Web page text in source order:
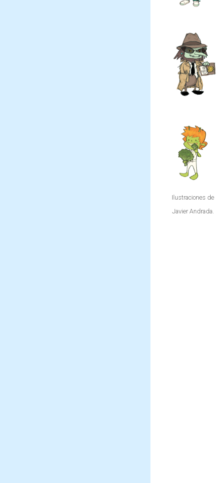
hacerle
de
maldades
utilizando
su magia.
Pinchón
con su
flauta
mágica,
capaz de
de plantas
en un
santiamén.
Ilustraciones de
Javier Andrada.